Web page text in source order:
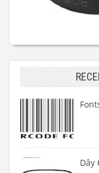
Dây